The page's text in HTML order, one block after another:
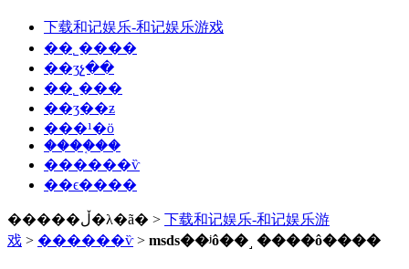
下载和记娱乐-和记娱乐游戏
��˾����
��ʒչ��
��˾���
��ʒ��ƶ
���¹�ӧ
����֤��
������ѷ
��ϵ����
�����ڵ�λ�ã� > 下载和记娱乐-和记娱乐游
戏 > ������ѷ> msds��ʲô��˼ ����ô����